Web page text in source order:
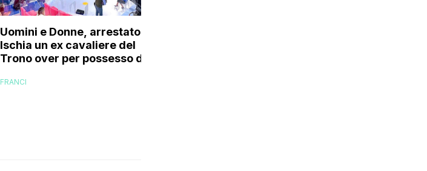
Uomini e Donne, arrestato a
Ischia un ex cavaliere del
Trono over per possesso di
FRANCI